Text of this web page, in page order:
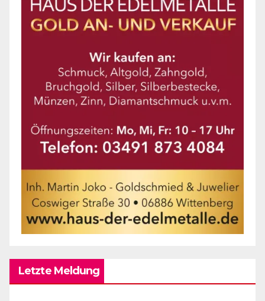
Letzte Meldung